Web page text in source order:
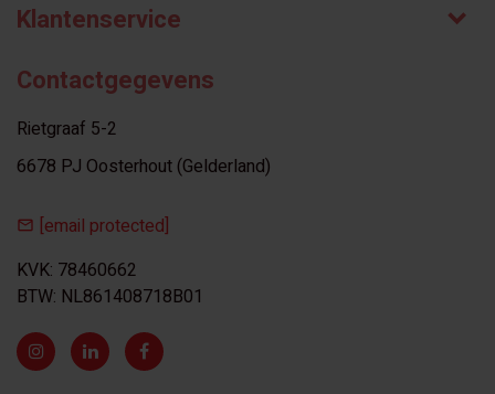
Klantenservice
Contactgegevens
Rietgraaf 5-2
6678 PJ Oosterhout (Gelderland)
[email protected]
KVK: 78460662
BTW: NL861408718B01